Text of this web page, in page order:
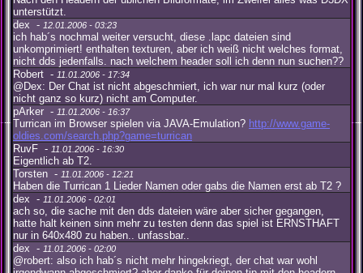
unterstützt.
dex - 12.01.2006 - 03:23
ich hab´s nochmal weiter versucht, diese .lapc dateien sind
unkomprimiert! enthalten texturen, aber ich weiß nicht welches format,
nicht dds jedenfalls. nach welchem header soll ich denn nun suchen??
Robert - 11.01.2006 - 17:34
@Dex: Der Chat ist nicht abgeschmiert, ich war nur mal kurz (oder
nicht ganz so kurz) nicht am Computer.
pArker - 11.01.2006 - 16:37
Turrican im Browser spielen via JAVA-Emulation? http://www.game-
oldies.com/search.php?game=turrican
RuvF - 11.01.2006 - 16:30
Eigentlich ab T2.
Torsten - 11.01.2006 - 12:21
Haben die Turrican 1 Lieder Namen oder gabs die Namen erst ab T2 ?
dex - 11.01.2006 - 02:01
ach so, die sache mit den dds dateien wäre aber sicher gegangen,
hatte halt keinen sinn mehr zu testen denn das spiel ist ERNSTHAFT
nur in 640x480 zu haben.. unfassbar..
dex - 11.01.2006 - 02:00
@robert: also ich hab´s nicht mehr hingekriegt, der chat war wohl